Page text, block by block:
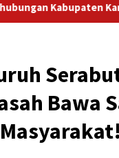
Laksanakan
Bawa